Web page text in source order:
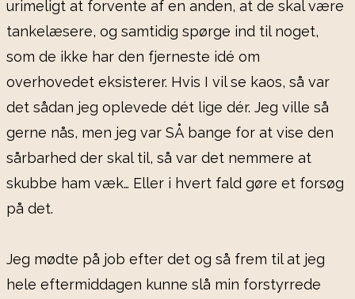
urimeligt at forvente af en anden, at de skal være
tankelæsere, og samtidig spørge ind til noget,
som de ikke har den fjerneste idé om
overhovedet eksisterer. Hvis I vil se kaos, så var
det sådan jeg oplevede dét lige dér. Jeg ville så
gerne nås, men jeg var SÅ bange for at vise den
sårbarhed der skal til, så var det nemmere at
skubbe ham væk… Eller i hvert fald gøre et forsøg
på det.
Jeg mødte på job efter det og så frem til at jeg
hele eftermiddagen kunne slå min forstyrrede